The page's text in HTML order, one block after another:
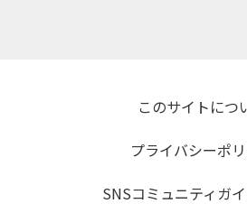
このサイトにつ
プライバシーポ
SNSコミュニティガ